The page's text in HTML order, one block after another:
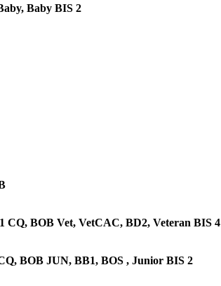
Baby BIS 2
CQ, BOB Vet, VetCAC, BD2, Veteran BIS 4
BOB JUN, BB1, BOS , Junior BIS 2